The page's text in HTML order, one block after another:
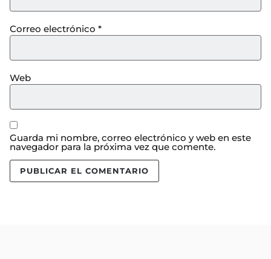
Correo electrónico *
Web
Guarda mi nombre, correo electrónico y web en este
navegador para la próxima vez que comente.